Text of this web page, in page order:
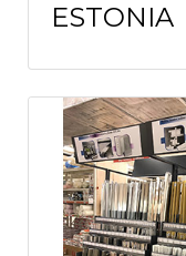
ESTONIA